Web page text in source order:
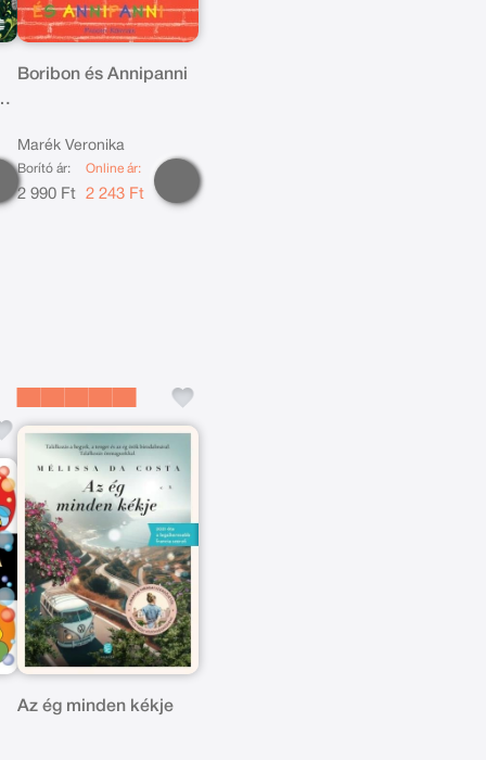
Boribon és Annipanni
Marék Veronika
Borító ár:
2 990 Ft
Online ár:
2 243 Ft
Az ég minden kékje